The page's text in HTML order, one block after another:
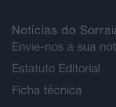
Notícias do
Envie-nos a sua
Estatuto Editorial
Ficha técnica